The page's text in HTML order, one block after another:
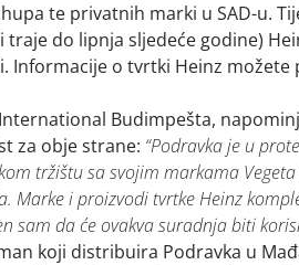
te privatnih marki u SAD-u.
do lipnja sljedeće godine)
Informacije o tvrtki Heinz možete
Budimpešta,
za obje strane: “Podravka je u
tržištu sa svojim markama
Marke i proizvodi tvrtke Heinz
da će ovakva suradnja biti
koji distribuira Podravka u